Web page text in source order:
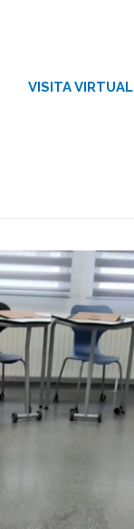
VISITA VIRTUAL